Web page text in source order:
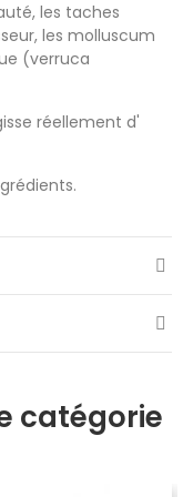
les taches
les molluscum
(verruca
réellement d'
catégorie